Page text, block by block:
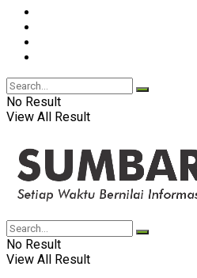
No Result
View All Result
No Result
View All Result